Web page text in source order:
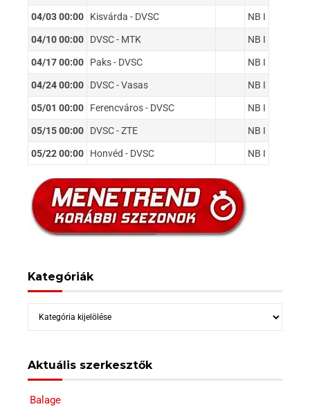
04/03 00:00 Kisvárda - DVSC NB I
04/10 00:00 DVSC - MTK NB I
04/17 00:00 Paks - DVSC NB I
04/24 00:00 DVSC - Vasas NB I
05/01 00:00 Ferencváros - DVSC NB I
05/15 00:00 DVSC - ZTE NB I
05/22 00:00 Honvéd - DVSC NB I
Kategóriák
Kategóriák
Aktuális szerkesztők
Balage